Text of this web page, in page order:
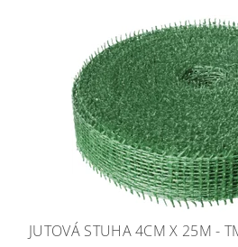
JUTOVÁ STUHA 4CM X 25M -